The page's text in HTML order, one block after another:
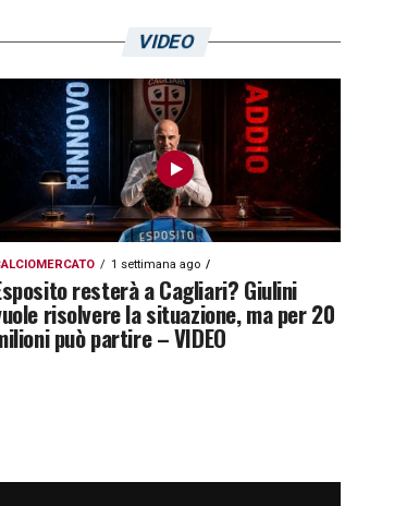
VIDEO
1 settimana ago
resterà a Cagliari? Giulini
risolvere la situazione, ma per 20
può partire – VIDEO